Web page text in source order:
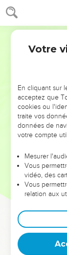
1 Timothée
Que les
d'une double
à la prédication
bœuf quand il
sur la déposition
Ceux qui
autres aussi
Je t’en
préjugé et ne
Ne pose les
t’associe pas
23
cause de ton
Les péchés
même qu'on les
découvrent que
Votre
En cliquant sur
acceptez que
cookies ou
traite vos
données de
votre compte
Mesurer
Vous
vidéo, des
Vous
relation aux